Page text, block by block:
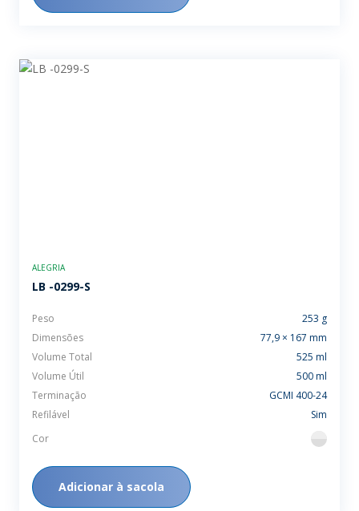
ALEGRIA
LB -0299-S
Peso
253 g
Dimensões
77,9 × 167 mm
Volume Total
525 ml
Volume Útil
500 ml
Terminação
GCMI 400-24
Refilável
Sim
Cor
flint
Adicionar à sacola